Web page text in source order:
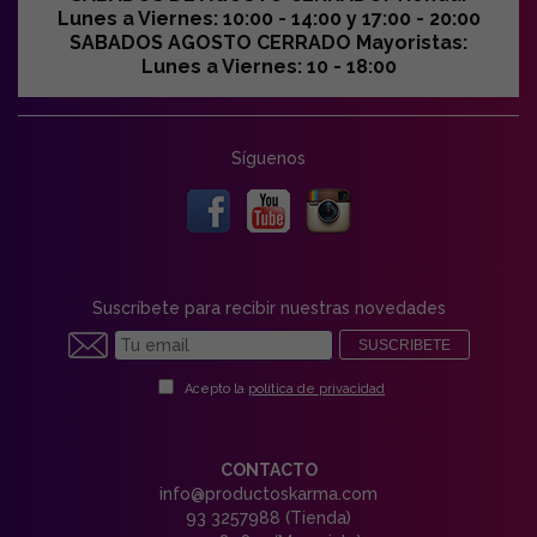
Lunes a Viernes: 10:00 - 14:00 y 17:00 - 20:00
SABADOS AGOSTO CERRADO Mayoristas:
Lunes a Viernes: 10 - 18:00
Síguenos
Suscríbete para recibir nuestras novedades
SUSCRIBETE
Acepto la política de privacidad
CONTACTO
info@productoskarma.com
93 3257988 (Tienda)